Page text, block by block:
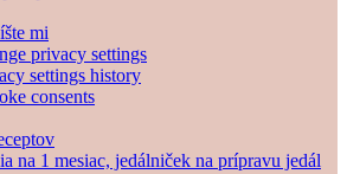
mi
privacy settings
settings history
consents
na 1 mesiac, jedálniček na prípravu jedál